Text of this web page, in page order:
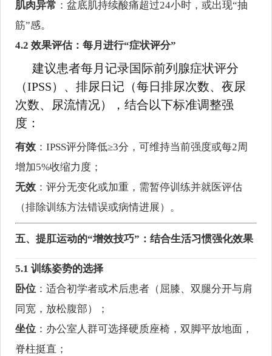
肌肉异常 ：盆底肌持续酸痛超过24小时，或出现“抽
筋”感。
4.2 效果评估：每月进行“症状评分”
建议患者每月记录国际前列腺症状评分
（IPSS）、排尿日记（每日排尿次数、夜尿
次数、尿流情况），结合以下标准调整强
度：
有效 ：IPSS评分降低≥3分，可维持当前强度或每2周
增加5%收缩力度；
无效 ：评分无变化或加重，需暂停训练并就医评估
（排除训练方法错误或病情进展）。
五、提肛运动的“增效技巧”：结合生活习惯强化效果
5.1 训练姿势的选择
卧位 ：适合初学者或术后患者（屈膝、双腿分开与肩
同宽，放松腹部）；
坐位 ：办公室人群可选择硬质座椅，双脚平放地面，
脊柱挺直；